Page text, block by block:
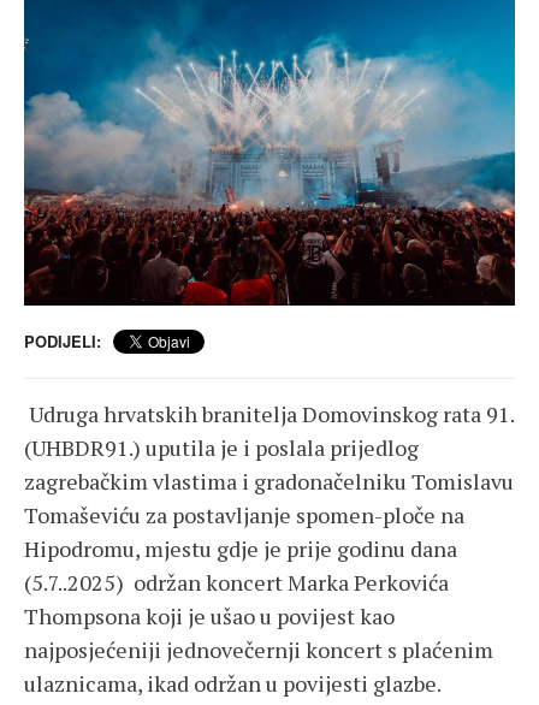
PODIJELI:
Udruga hrvatskih branitelja Domovinskog rata 91.
(UHBDR91.) uputila je i poslala prijedlog
zagrebačkim vlastima i gradonačelniku Tomislavu
Tomaševiću za postavljanje spomen-ploče na
Hipodromu, mjestu gdje je prije godinu dana
(5.7..2025) održan koncert Marka Perkovića
Thompsona koji je ušao u povijest kao
najposjećeniji jednovečernji koncert s plaćenim
ulaznicama, ikad održan u povijesti glazbe.